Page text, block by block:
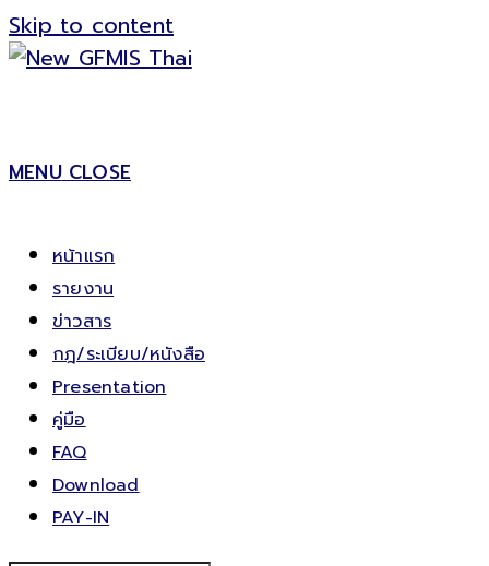
Skip to content
MENU CLOSE
หน้าแรก
รายงาน
ข่าวสาร
กฎ/ระเบียบ/หนังสือ
Presentation
คู่มือ
FAQ
Download
PAY-IN